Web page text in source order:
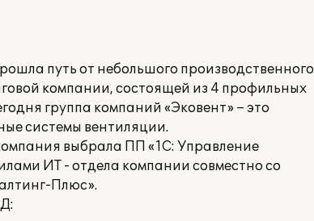
путь от небольшого производственного
компании, состоящей из 4 профильных
группа компаний «Эковент» – это
системы вентиляции.
выбрала ПП «1С: Управление
ИТ - отдела компании совместно со
Плюс».